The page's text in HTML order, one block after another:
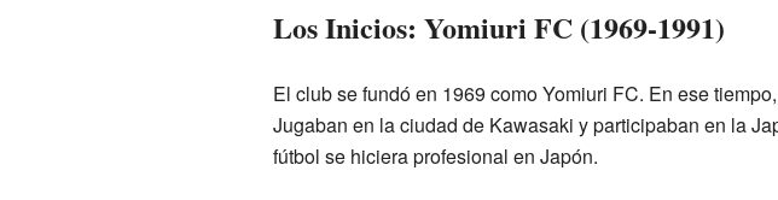
Los Inicios: Yomiuri FC (1969-1991)
El club se fundó en 1969 como Yomiuri FC. En ese
Jugaban en la ciudad de Kawasaki y participaban en la
fútbol se hiciera profesional en Japón.